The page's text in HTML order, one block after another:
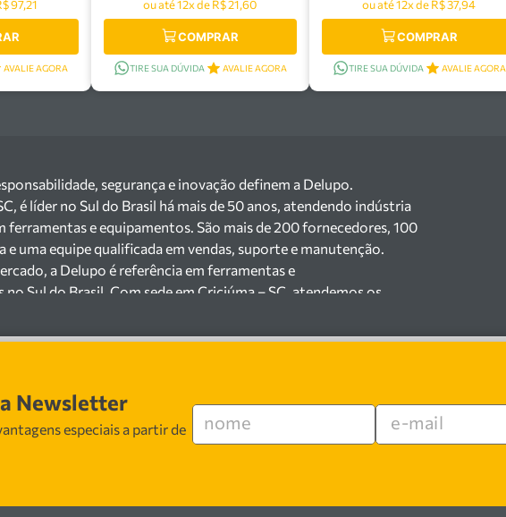
97,21
AVALIE AGORA
ou até 12x de R$ 21,60
COMPRAR
TIRE SUA DÚVIDA AVALIE AGORA
ou até 12x de R$ 37,94
COMPRAR
TIRE SUA DÚVIDA AVALIE AGORA
segurança e inovação definem a Delupo.
é líder no Sul do Brasil há mais de 50 anos, atendendo indústria
ferramentas e equipamentos. São mais de 200 fornecedores, 100
uma equipe qualificada em vendas, suporte e manutenção.
a Delupo é referência em ferramentas e
Sul do Brasil. Com sede em Criciúma – SC, atendemos os
200 fornecedores parceiros e um estoque com mais de
mineradoras e siderúrgicas.
especializada em vendas, suporte técnico e
segurança, inovação e qualidade em cada atendimento. Encontre
ferramentas e equipamentos para o seu negócio.
Newsletter
especiais a partir de